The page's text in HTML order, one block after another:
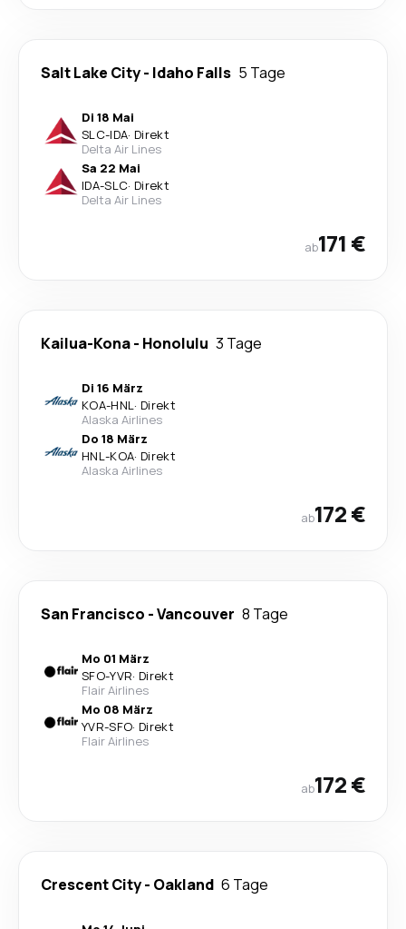
Salt Lake City- Idaho Falls 5 Tage
Di 18 Mai
SLC-IDA· Direkt
Delta Air Lines
Sa 22 Mai
IDA-SLC· Direkt
Delta Air Lines
ab171 €
Kailua-Kona- Honolulu 3 Tage
Di 16 März
KOA-HNL· Direkt
Alaska Airlines
Do 18 März
HNL-KOA· Direkt
Alaska Airlines
ab172 €
San Francisco -Vancouver 8 Tage
Mo 01 März
SFO-YVR· Direkt
Flair Airlines
Mo 08 März
YVR-SFO· Direkt
Flair Airlines
ab172 €
Crescent City- Oakland 6 Tage